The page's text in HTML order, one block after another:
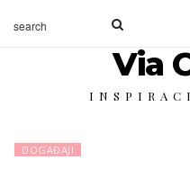
Via
DOGAĐAJI